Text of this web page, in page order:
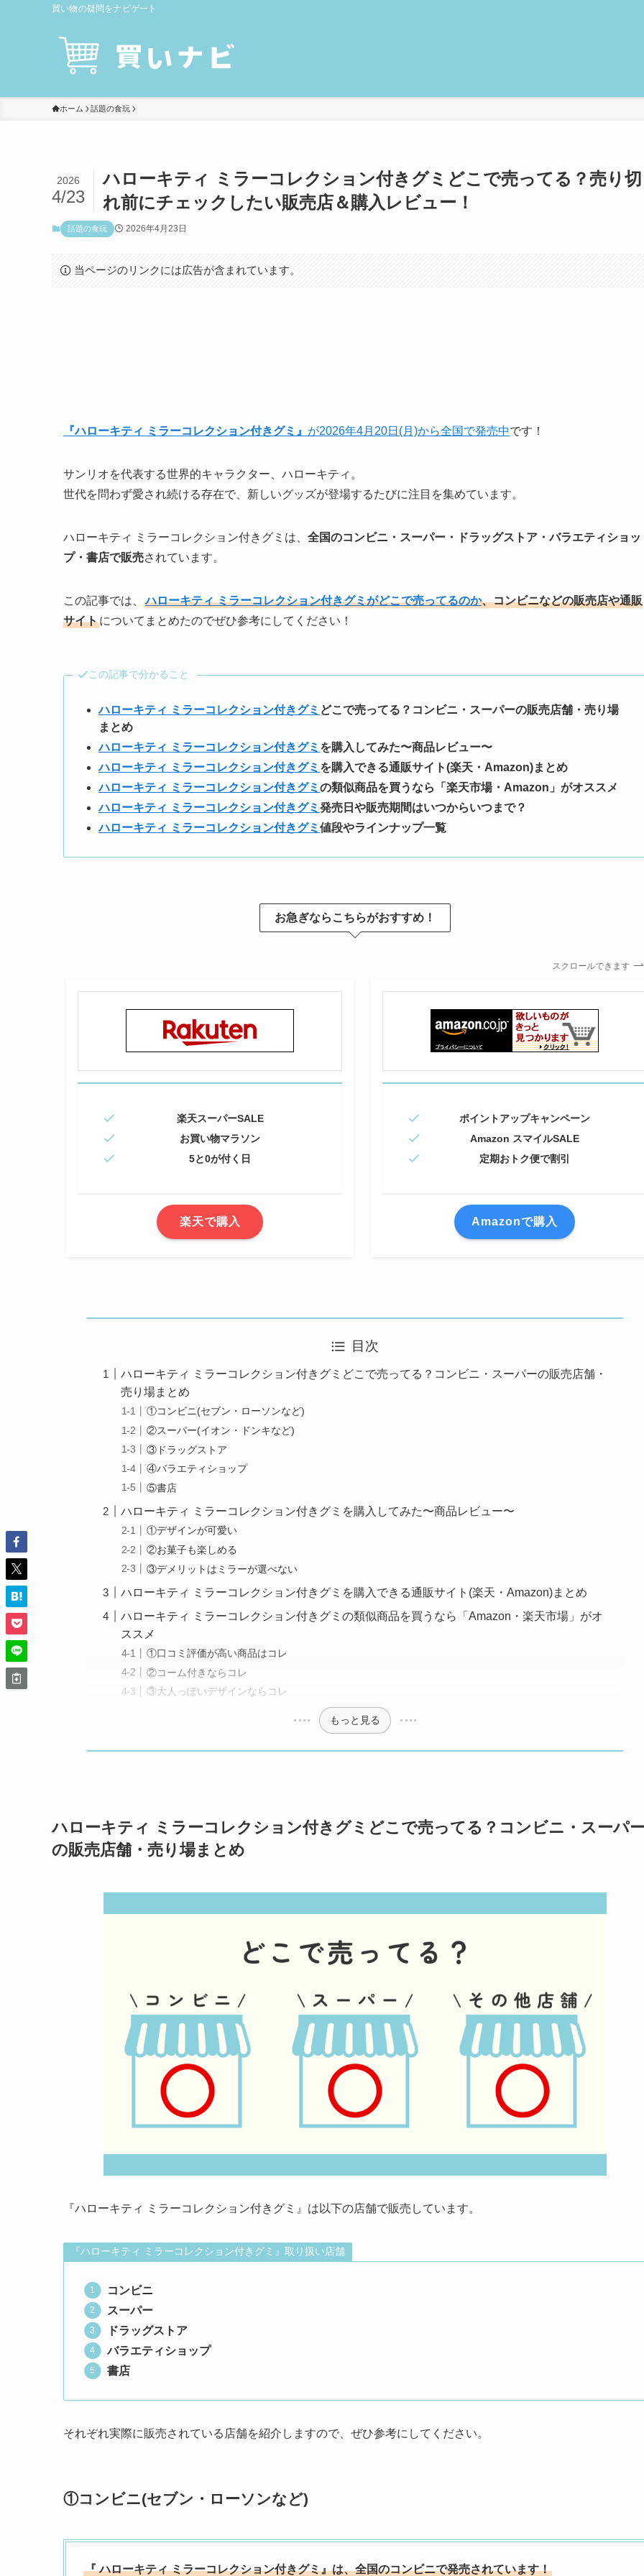
買い物の疑問をナビゲート
ホーム 話題の食玩
ハローキティ ミラーコレクション付きグミどこで売ってる？売り切
れ前にチェックしたい販売店＆購入レビュー！
2026
4/23
話題の食玩 2026年4月23日
当ページのリンクには広告が含まれています。
『ハローキティ ミラーコレクション付きグミ』 が2026年4月20日(月)から全国で発売中です！
サンリオを代表する世界的キャラクター、ハローキティ。
世代を問わず愛され続ける存在で、新しいグッズが登場するたびに注目を集めています。
ハローキティ ミラーコレクション付きグミは、 全国のコンビニ・スーパー・ドラッグストア・バラエティショッ
プ・書店で販売されています。
この記事では、 ハローキティ ミラーコレクション付きグミがどこで売ってるのか、コンビニなどの販売店や通販
サイトについてまとめたのでぜひ参考にしてください！
この記事で分かること
ハローキティ ミラーコレクション付きグミ どこで売ってる？コンビニ・スーパーの販売店舗・売り場
まとめ
ハローキティ ミラーコレクション付きグミ を購入してみた〜商品レビュー〜
ハローキティ ミラーコレクション付きグミ を購入できる通販サイト(楽天・Amazon)まとめ
ハローキティ ミラーコレクション付きグミ の類似商品を買うなら「楽天市場・Amazon」がオススメ
ハローキティ ミラーコレクション付きグミ 発売日や販売期間はいつからいつまで？
ハローキティ ミラーコレクション付きグミ 値段やラインナップ一覧
お急ぎならこちらがおすすめ！
スクロールできます
楽天スーパーSALE
お買い物マラソン
5と0が付く日
楽天で購入
ポイントアップキャンペーン
Amazon スマイルSALE
定期おトク便で割引
Amazonで購入
目次
ハローキティ ミラーコレクション付きグミどこで売ってる？コンビニ・スーパーの販売店舗・
売り場まとめ
①コンビニ(セブン・ローソンなど)
②スーパー(イオン・ドンキなど)
③ドラッグストア
④バラエティショップ
⑤書店
ハローキティ ミラーコレクション付きグミを購入してみた〜商品レビュー〜
①デザインが可愛い
②お菓子も楽しめる
③デメリットはミラーが選べない
ハローキティ ミラーコレクション付きグミを購入できる通販サイト(楽天・Amazon)まとめ
ハローキティ ミラーコレクション付きグミの類似商品を買うなら「Amazon・楽天市場」がオ
ススメ
①口コミ評価が高い商品はコレ
②コーム付きならコレ
③大人っぽいデザインならコレ
もっと見る
ハローキティ ミラーコレクション付きグミどこで売ってる？コンビニ・スーパ
の販売店舗・売り場まとめ
『ハローキティ ミラーコレクション付きグミ』は以下の店舗で販売しています。
『ハローキティ ミラーコレクション付きグミ』取り扱い店舗
コンビニ
スーパー
ドラッグストア
バラエティショップ
書店
それぞれ実際に販売されている店舗を紹介しますので、ぜひ参考にしてください。
①コンビニ(セブン・ローソンなど)
『 ハローキティ ミラーコレクション付きグミ』は、全国のコンビニで発売されています！